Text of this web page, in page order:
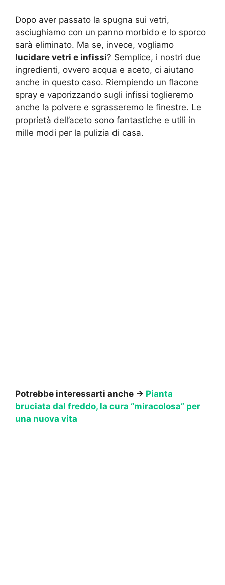
Dopo aver passato la spugna sui vetri,
asciughiamo con un panno morbido e lo sporco
sarà eliminato. Ma se, invece, vogliamo
lucidare vetri e infissi? Semplice, i nostri due
ingredienti, ovvero acqua e aceto, ci aiutano
anche in questo caso. Riempiendo un flacone
spray e vaporizzando sugli infissi toglieremo
anche la polvere e sgrasseremo le finestre. Le
proprietà dell’aceto sono fantastiche e utili in
mille modi per la pulizia di casa.
Potrebbe interessarti anche → Pianta
bruciata dal freddo, la cura “miracolosa” per
una nuova vita